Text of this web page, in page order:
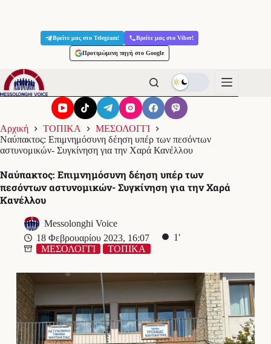
Βρείτε μας στο Telegram! Βρείτε μας στο Viber!
Προτιμώμενη πηγή στο Google
Αρχική ΤΟΠΙΚΑ
ΜΕΣΟΛΟΓΓΙ
Ναύπακτος: Επιμνημόσυνη δέηση υπέρ των πεσόντων
αστυνομικών- Συγκίνηση για την Χαρά Κανέλλου
Ναύπακτος: Επιμνημόσυνη δέηση υπέρ των
πεσόντων αστυνομικών- Συγκίνηση για την Χαρά
Κανέλλου
Messolonghi Voice
18 Φεβρουαρίου 2023, 16:07
1′
ΜΕΣΟΛΟΓΓΙ
ΤΟΠΙΚΑ